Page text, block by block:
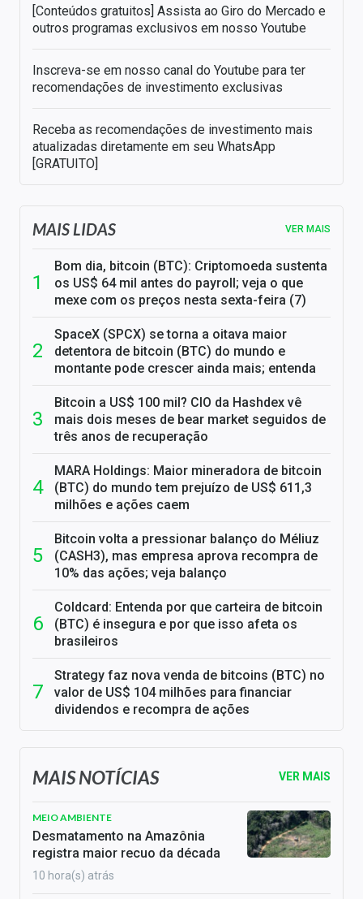
[Conteúdos gratuitos] Assista ao Giro do Mercado e
outros programas exclusivos em nosso Youtube
Inscreva-se em nosso canal do Youtube para ter
recomendações de investimento exclusivas
Receba as recomendações de investimento mais
atualizadas diretamente em seu WhatsApp
[GRATUITO]
MAIS LIDAS VER MAIS
Bom dia, bitcoin (BTC): Criptomoeda sustenta
os US$ 64 mil antes do payroll; veja o que
mexe com os preços nesta sexta-feira (7)
SpaceX (SPCX) se torna a oitava maior
detentora de bitcoin (BTC) do mundo e
montante pode crescer ainda mais; entenda
Bitcoin a US$ 100 mil? CIO da Hashdex vê
mais dois meses de bear market seguidos de
três anos de recuperação
MARA Holdings: Maior mineradora de bitcoin
(BTC) do mundo tem prejuízo de US$ 611,3
milhões e ações caem
Bitcoin volta a pressionar balanço do Méliuz
(CASH3), mas empresa aprova recompra de
10% das ações; veja balanço
Coldcard: Entenda por que carteira de bitcoin
(BTC) é insegura e por que isso afeta os
brasileiros
Strategy faz nova venda de bitcoins (BTC) no
valor de US$ 104 milhões para financiar
dividendos e recompra de ações
MAIS NOTÍCIAS VER MAIS
MEIO AMBIENTE
Desmatamento na Amazônia
registra maior recuo da década
10 hora(s) atrás